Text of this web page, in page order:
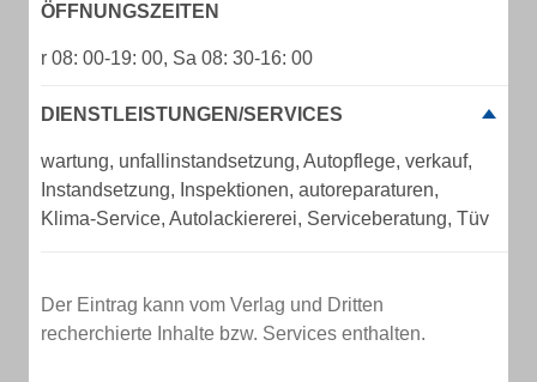
ÖFFNUNGSZEITEN
r 08: 00-19: 00, Sa 08: 30-16: 00
DIENSTLEISTUNGEN/SERVICES
wartung, unfallinstandsetzung, Autopflege, verkauf,
Instandsetzung, Inspektionen, autoreparaturen,
Klima-Service, Autolackiererei, Serviceberatung, Tüv
Der Eintrag kann vom Verlag und Dritten
recherchierte Inhalte bzw. Services enthalten.